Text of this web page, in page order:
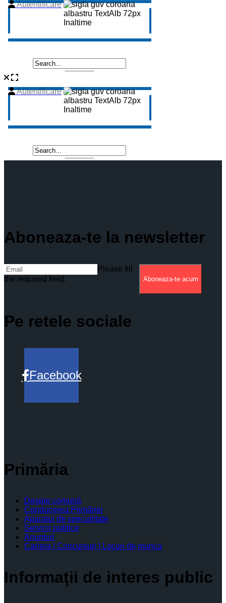
Aboneaza-te la newsletter
Please fill
the required field.
Aboneaza-te acum
Pe retele sociale
Facebook
Primăria
Despre comună
Conducerea Primăriei
Aparatul de specialitate
Servicii publice
Anunturi
Cariera | Concursuri | Locuri de munca
Informaţii de interes public